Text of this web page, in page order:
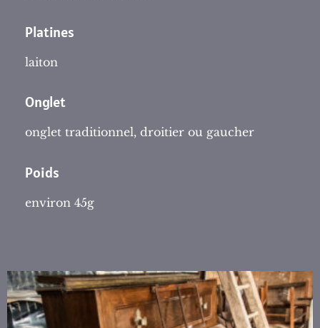
Platines
laiton
Onglet
onglet traditionnel, droitier ou gaucher
Poids
environ 45g